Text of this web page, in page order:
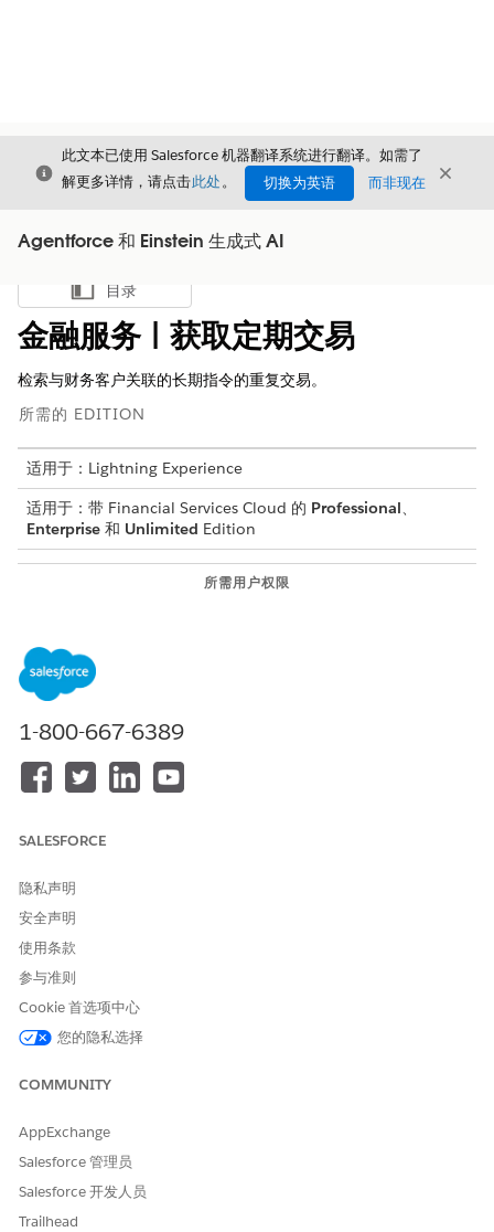
关闭
此文本已使用 Salesforce 机器翻译系统进行翻译。如需了
解更多详情，请点击此处。 切换为英语 而非现在 关闭
Agentforce 和 Einstein 生成式 AI
显示目录
目录
金融服务 | 获取定期交易
检索与财务客户关联的长期指令的重复交易。
所需的 EDITION
适用于：Lightning Experience
适用于：带 Financial Services Cloud 的 Professional、
Enterprise 和 Unlimited Edition
所需用户权限
Cloud：
请参阅标准客服人员操作的
操作详细信息
API 名称
引用操作类型
参考操作
此操作是否执行一个或多个提
示模板？
请与我们共享您的想法，以便我们进行改进！
1-800-667-6389
SALESFORCE
隐私声明
安全声明
使用条款
参与准则
Cookie 首选项中心
您的隐私选择
COMMUNITY
AppExchange
Salesforce 管理员
Salesforce 开发人员
Trailhead